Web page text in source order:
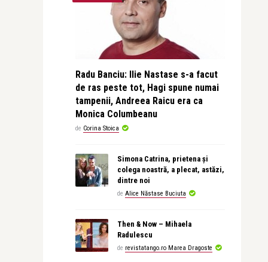
Radu Banciu: Ilie Nastase s-a facut
de ras peste tot, Hagi spune numai
tampenii, Andreea Raicu era ca
Monica Columbeanu
de Corina Stoica
Simona Catrina, prietena și
colega noastră, a plecat, astăzi,
dintre noi
de Alice Năstase Buciuta
Then & Now – Mihaela
Radulescu
de revistatango.ro Marea Dragoste